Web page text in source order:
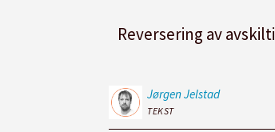
Reversering av
JørgenJelstad
TEKST